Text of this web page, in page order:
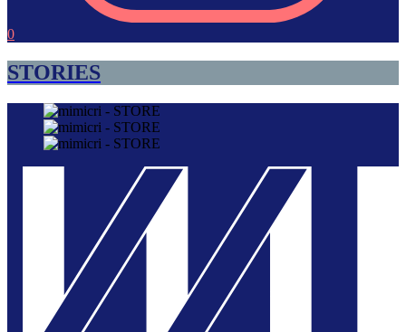
0
STORIES